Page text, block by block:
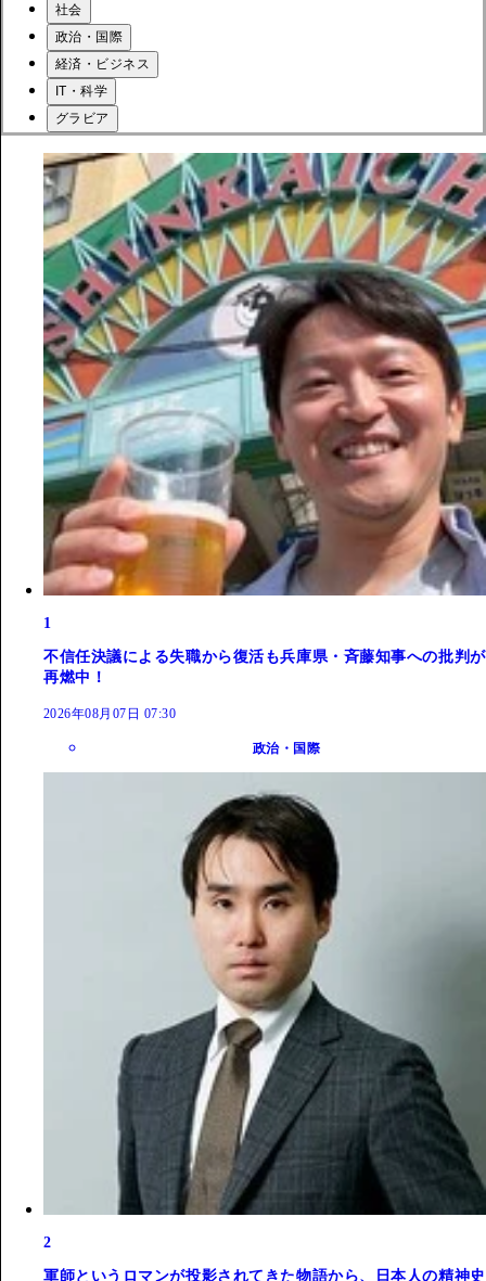
社会
政治・国際
経済・ビジネス
IT・科学
グラビア
1
不信任決議による失職から復活も兵庫県・斉藤知事への批判が
再燃中！
2026年08月07日 07:30
政治・国際
2
軍師というロマンが投影されてきた物語から、日本人の精神史